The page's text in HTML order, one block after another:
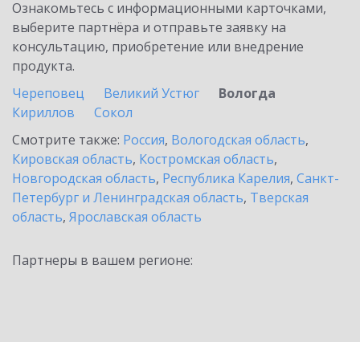
Ознакомьтесь с информационными карточками,
выберите партнёра и отправьте заявку на
консультацию, приобретение или внедрение
продукта.
Череповец
Великий Устюг
Вологда
Кириллов
Сокол
Смотрите также: Россия, Вологодская область,
Кировская область, Костромская область,
Новгородская область, Республика Карелия, Санкт-
Петербург и Ленинградская область, Тверская
область, Ярославская область
Партнеры в вашем регионе: